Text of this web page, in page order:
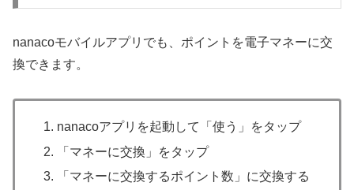
nanacoモバイルアプリでも、ポイントを電子マネーに交
換できます。
nanacoアプリを起動して「使う」をタップ
「マネーに交換」をタップ
「マネーに交換するポイント数」に交換する